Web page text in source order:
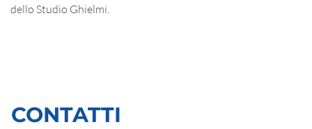
dello Studio Ghielmi.
CONTATTI